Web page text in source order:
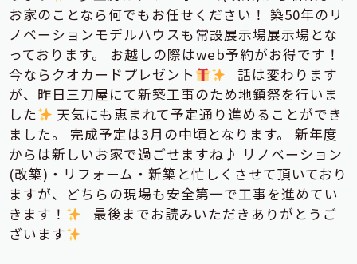
お家のことなら何でもお任せください！ 築50年のリ
ノベーションモデルハウスも常設展示場展示場とな
っております。 お越しの際はweb予約がお得です！
今ならクオカードプレゼント
話は変わります
が、昨日三刀屋にて新築工事のため地鎮祭を行いま
した
天気にも恵まれて予定通り進めることができ
ました。 完成予定は3月の中頃となります。 新年度
からは新しいお家で過ごせますね♪ リノベーション
(改築)・リフォーム・新築と忙しくさせて頂いており
ますが、どちらの現場も安全第一で工事を進めてい
きます！
最後までお読みいただきありがとうご
ざいます